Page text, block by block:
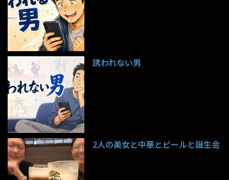
誘われない男
2人の美女と中華とビールと誕生会